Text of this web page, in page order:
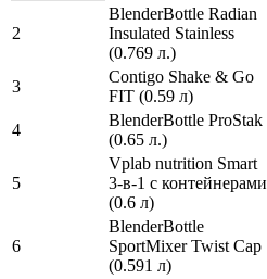
2
BlenderBottle Radian
Insulated Stainless
(0.769 л.)
3
Contigo Shake & Go
FIT (0.59 л)
4
BlenderBottle ProStak
(0.65 л.)
5
Vplab nutrition Smart
3-в-1 с контейнерами
(0.6 л)
6
BlenderBottle
SportMixer Twist Cap
(0.591 л)